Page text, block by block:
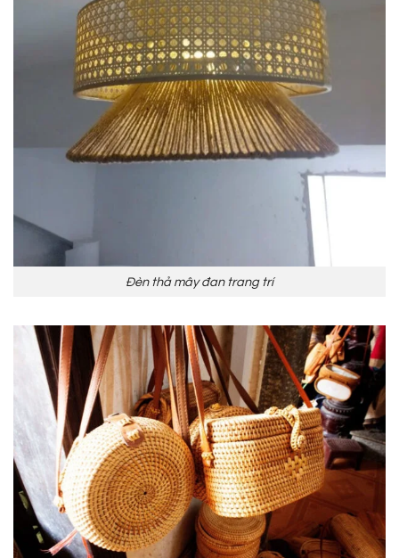
Đèn thả mây đan trang trí